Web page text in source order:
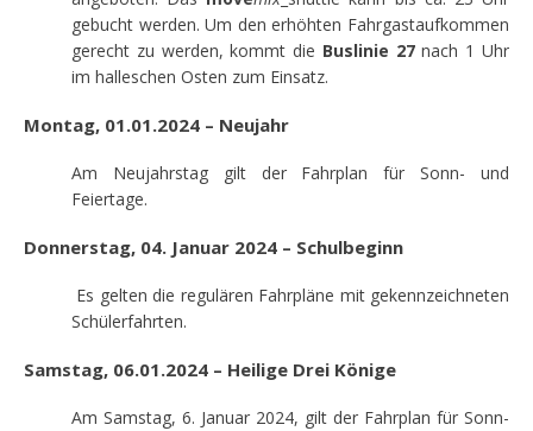
gebucht werden. Um den erhöhten Fahrgastaufkommen
gerecht zu werden, kommt die Buslinie 27nach 1 Uhr
im halleschen Osten zum Einsatz.
Montag, 01.01.2024 – Neujahr
Am Neujahrstag gilt der Fahrplan für Sonn- und
Feiertage.
Donnerstag, 04. Januar 2024 – Schulbeginn
Es gelten die regulären Fahrpläne mit gekennzeichneten
Schülerfahrten.
Samstag, 06.01.2024 – Heilige Drei Könige
Am Samstag, 6. Januar 2024, gilt der Fahrplan für Sonn-